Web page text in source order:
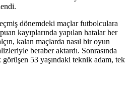
dönemdeki maçlar futbolculara
kayıplarında yapılan hatalar her
kalan maçlarda nasıl bir oyun
beraber aktardı. Sonrasında
53 yaşındaki teknik adam, tek